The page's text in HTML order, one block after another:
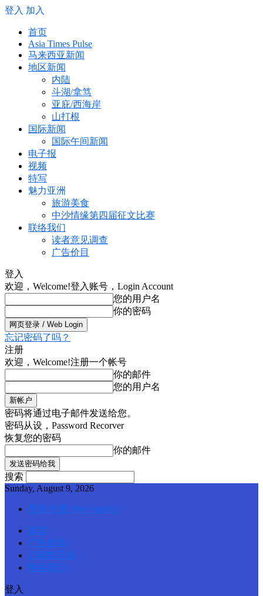
登入 加入
首页
Asia Times Pulse
马来西亚新闻
地区新闻
内陆
斗湖/拿笃
亚庇/西海岸
山打根
国际新闻
国际午间新闻
电子报
视频
特写
魅力亚洲
旅游美食
中沙情缘第四届征文比赛
联络我们
读者意见调查
广告价目
登入
欢迎，Welcome!登入账号，Login Account
您的用户名
你的密码
忘记密码了吗？
注册
欢迎，Welcome!注册一个帐号
你的邮件
您的用户名
密码将通过电子邮件发送给您。
密码从设，Password Recorver
恢复您的密码
你的邮件
搜索
Sunday, August 9, 2026
登录/注册 Web SignUp
首页
广告查询
订阅电子报
联络我们
登入